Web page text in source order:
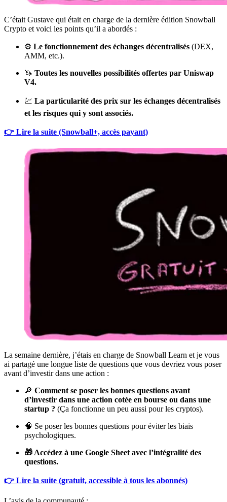
C’était Gustave qui était en charge de la dernière édition Snowball
Crypto et voici les points qu’il a abordés :
⚙️ Le fonctionnement des échanges décentralisés (DEX,
AMM, etc.).
🦄 Toutes les nouvelles possibilités offertes par Uniswap
V4.
💹 La particularité des prix sur les échanges décentralisés
et les risques qui y sont associés.
👉 Lire la suite (Snowball+, accès payant)
La semaine dernière, j’étais en charge de Snowball Learn et je vous
ai partagé une longue liste de questions que vous devriez vous poser
avant d’investir dans une action :
🔎 Comment se poser les bonnes questions avant
d’investir dans une action cotée en bourse ou dans une
startup ? (Ça fonctionne un peu aussi pour les cryptos).
🧠 Se poser les bonnes questions pour éviter les biais
psychologiques.
🎁 Accédez à une Google Sheet avec l’intégralité des
questions.
👉 Lire la suite (gratuit, accessible à tous les abonnés)